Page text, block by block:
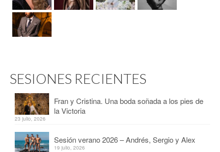
SESIONES RECIENTES
Fran y Cristina. Una boda soñada a los pies de
la Victoria
23 julio, 2026
Sesión verano 2026 – Andrés, Sergio y Alex
19 julio, 2026